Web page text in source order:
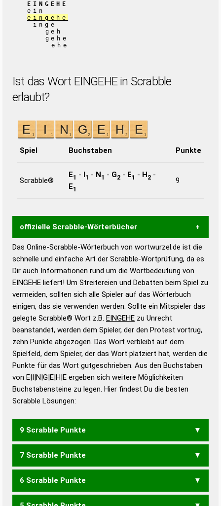
EINGEHE
ein
eingehe
inge
geh
gehe
ehe
Ist das Wort EINGEHE in Scrabble
erlaubt?
Spiel Buchstaben Punkte
Scrabble®
E1 - I1 - N1 - G2 - E1 - H2 -
E1
9
offizielle Scrabble-Wörterbücher
Wortwurzel liefert mit Hilfe eines semantischen
Wortanalyse-Algorithmus gute Anhaltspunkte zu
Wortbedeutung, Worttrennung und Wortform, um die
Gültigkeit eines Wortes für das Scrabble-Spiel zu
bestimmen!
zugelassene Turnier Scrabble-
Wörterbücher sind:
Duden – Standardwerk in 12 Bänden
Duden – Richtiges und gutes
Deutsch
Duden – Die deutsche Grammatik
Duden – Deutsches
Das Online-Scrabble-Wörterbuch von wortwurzel.de ist die
schnelle und einfache Art der Scrabble-Wortprüfung, da es
Dir auch Informationen rund um die Wortbedeutung von
EINGEHE liefert! Um Streitereien und Debatten beim Spiel zu
vermeiden, sollten sich alle Spieler auf das Wörterbuch
einigen, das sie verwenden werden. Sollte ein Mitspieler das
gelegte Scrabble® Wort z.B. EINGEHE zu Unrecht
beanstandet, werden dem Spieler, der den Protest vortrug,
zehn Punkte abgezogen. Das Wort verbleibt auf dem
Spielfeld, dem Spieler, der das Wort platziert hat, werden die
Punkte für das Wort gutgeschrieben. Aus den Buchstaben
von E|I|N|G|E|H|E ergeben sich weitere Möglichkeiten
Buchstabensteine zu legen. Hier findest Du die besten
Scrabble Lösungen:
9 Scrabble Punkte
EINHEGE
7 Scrabble Punkte
GEHEN HEGEN HINGE
6 Scrabble Punkte